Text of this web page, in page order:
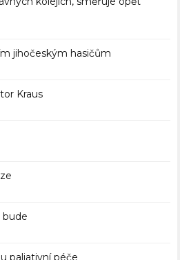
jihočeským hasičům
Kraus
bude
paliativní péče